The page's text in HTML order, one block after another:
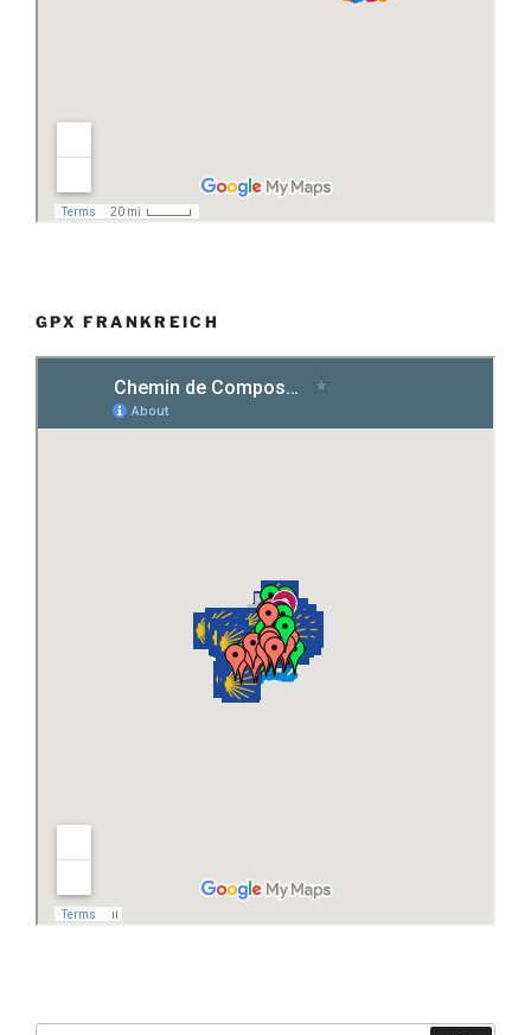
GPX FRANKREICH